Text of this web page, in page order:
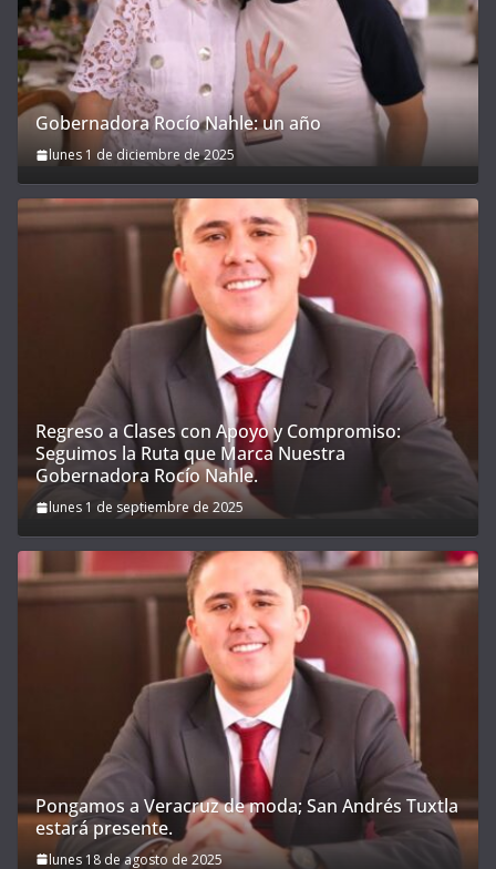
Gobernadora Rocío Nahle: un año
lunes 1 de diciembre de 2025
Regreso a Clases con Apoyo y Compromiso:
Seguimos la Ruta que Marca Nuestra
Gobernadora Rocío Nahle.
lunes 1 de septiembre de 2025
Pongamos a Veracruz de moda; San Andrés Tuxtla
estará presente.
lunes 18 de agosto de 2025